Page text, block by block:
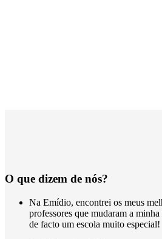
O que dizem de nós?
Na Emídio, encontrei os meus
professores que mudaram a
de facto um escola muito especial!